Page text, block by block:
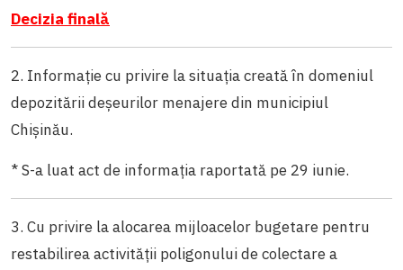
Decizia finală
2. Informație cu privire la situația creată în domeniul
depozitării deșeurilor menajere din municipiul
Chișinău.
* S-a luat act de informația raportată pe 29 iunie.
3. Cu privire la alocarea mijloacelor bugetare pentru
restabilirea activității poligonului de colectare a